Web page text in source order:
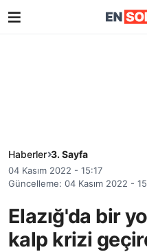
Haberler 3. Sayfa
04 Kasım 2022 - 15:17
Güncelleme: 04 Kasım 2022 -
Elazığ'da bir
kalp krizi